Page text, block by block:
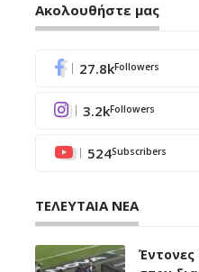
Ακολουθήστε μας
27.8kFollowers
3.2kFollowers
524Subscribers
ΤΕΛΕΥΤΑΙΑ ΝΕΑ
Έντονες